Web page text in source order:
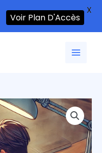
Voir Plan D'Accès
X